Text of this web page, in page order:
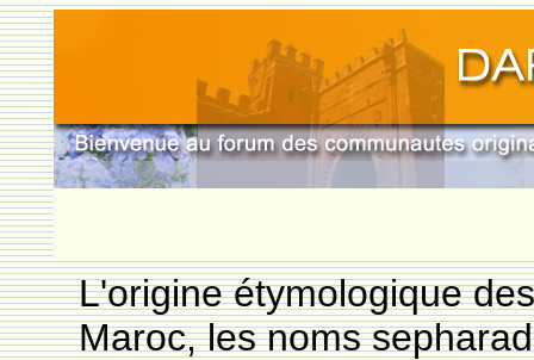
L'origine étymologique
Maroc, les noms